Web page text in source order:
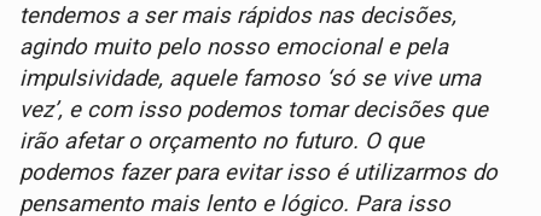
tendemos a ser mais rápidos nas decisões,
agindo muito pelo nosso emocional e pela
impulsividade, aquele famoso ‘só se vive uma
vez’, e com isso podemos tomar decisões que
irão afetar o orçamento no futuro. O que
podemos fazer para evitar isso é utilizarmos do
pensamento mais lento e lógico. Para isso